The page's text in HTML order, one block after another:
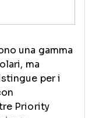
una gamma
ma
per i
Priority